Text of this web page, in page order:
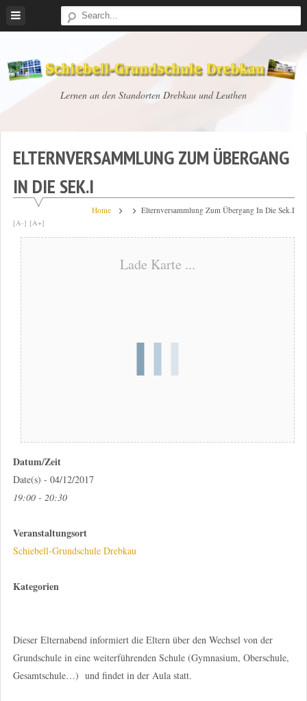
Skip
Schiebell-
Drebkau
Lernen an den Standorten Drebkau und Leuthen
ELTERNVERSAMMLUNG ZUM ÜBERGANG
IN DIE SEK.I
Home Elternversammlung Zum Übergang In Die Sek.I
[A-] [A+]
Lade Karte ...
Datum/Zeit
Date(s) - 04/12/2017
19:00 - 20:30
Veranstaltungsort
Schiebell-Grundschule Drebkau
Kategorien
Dieser Elternabend informiert die Eltern über den Wechsel von der
Grundschule in eine weiterführenden Schule (Gymnasium, Oberschule,
Gesamtschule…) und findet in der Aula statt.